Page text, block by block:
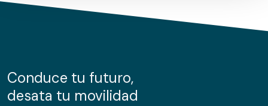
de cookies.
información sobre el uso que haga del sitio web con
nuestros partners de redes sociales, publicidad y análisis
Conduce tu futuro,
desata tu movilidad